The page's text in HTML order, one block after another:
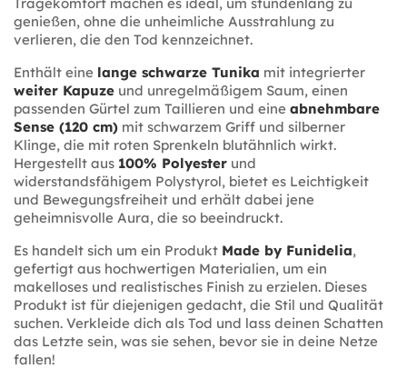
genießen, ohne die unheimliche Ausstrahlung zu
verlieren, die den Tod kennzeichnet.
Enthält eine lange schwarze Tunika mit integrierter
weiter Kapuze und unregelmäßigem Saum, einen
passenden Gürtel zum Taillieren und eine abnehmbare
Sense (120 cm) mit schwarzem Griff und silberner
Klinge, die mit roten Sprenkeln blutähnlich wirkt.
Hergestellt aus 100% Polyester und
widerstandsfähigem Polystyrol, bietet es Leichtigkeit
und Bewegungsfreiheit und erhält dabei jene
geheimnisvolle Aura, die so beeindruckt.
Es handelt sich um ein Produkt Made by Funidelia,
gefertigt aus hochwertigen Materialien, um ein
makelloses und realistisches Finish zu erzielen. Dieses
Produkt ist für diejenigen gedacht, die Stil und Qualität
suchen. Verkleide dich als Tod und lass deinen Schatten
das Letzte sein, was sie sehen, bevor sie in deine Netze
fallen!